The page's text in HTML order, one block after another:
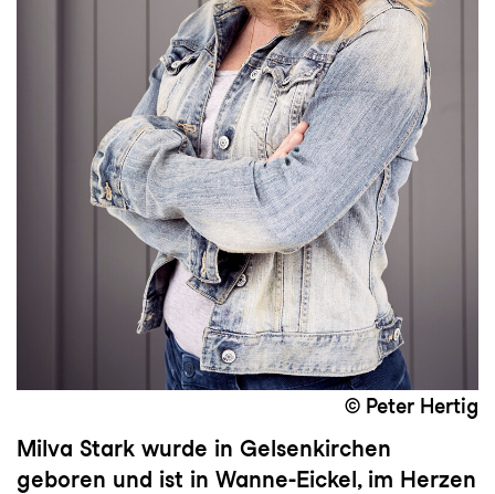
© Peter Hertig
Milva Stark wurde in Gelsenkirchen
geboren und ist in Wanne-Eickel, im Herzen